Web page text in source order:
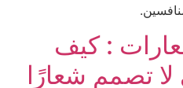
: كيف
تصمم شعارًا